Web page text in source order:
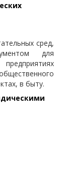
сред,
для
в быту.